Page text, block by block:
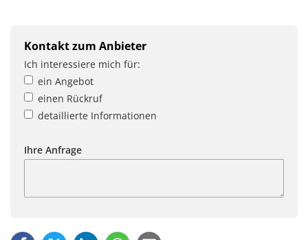
Kontakt zum Anbieter
Ich interessiere mich für:
ein Angebot
einen Rückruf
detaillierte Informationen
Ihre Anfrage